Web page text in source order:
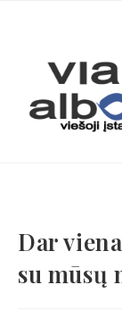
Dar
su mūsų